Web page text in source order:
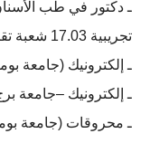
تجريبية 17.03 شعبة تقني رياضي 16.53 شعبة رياضيات
ـ إلكترونيك (جامعة
ـ إلكترونيك –جامعة برج
ـ محروقات (جامعة